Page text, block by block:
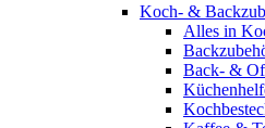
Koch- &
Alles in
Back- &